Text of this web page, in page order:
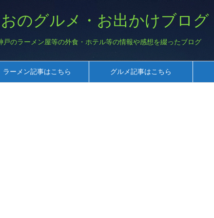
のグルメ・お出かけブログ
戸のラーメン屋等の外食・ホテル等の情報や感想を綴ったブログ
ラーメン記事はこちら グルメ記事はこちら